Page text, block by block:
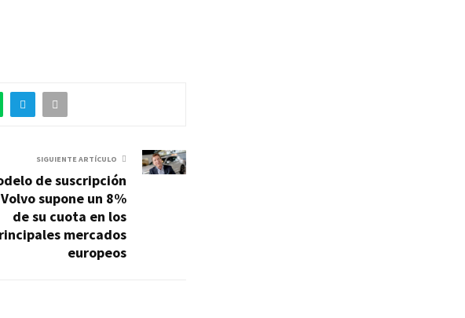
SIGUIENTE ARTÍCULO
de suscripción
supone un 8%
de su cuota en los
mercados
europeos